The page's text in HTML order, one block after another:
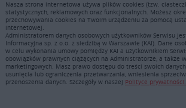
KAI zastrzega wszelkie prawa do serwisu.
i drukować fragmenty zawartości serwisu
wyłącznie do użytku osobistego. Publikacja,
zawartości niniejszego serwisu lub jej sprzedaż
podobne metody), są bez uprzedniej pisemnej
stanowią naruszenie ustaw o prawie autorskim,
uczciwej konkurencji - będą ścigane przy
dostępnych środków prawnych. Zapraszamy do
prasowego KAI: tel. 22 635 77 18 e-mail:
Nasza strona internetowa używa plików cookies (tzw.
statystycznych, reklamowych oraz funkcjonalnych. Możesz
przechowywania cookies na Twoim urządzeniu za pomocą
internetowej.
Administratorem danych osobowych użytkowników Serwisu
Informacyjna sp. z o.o. z siedzibą w Warszawie (KAI). Dane
w celu wykonania umowy pomiędzy KAI a użytkownikiem
obowiązków prawnych ciążących na Administratorze, a także
marketingowych. Masz prawo dostępu do treści swoich
usunięcia lub ograniczenia przetwarzania, wniesienia
przenoszenia danych. Szczegóły w naszej Polityce prywatności.